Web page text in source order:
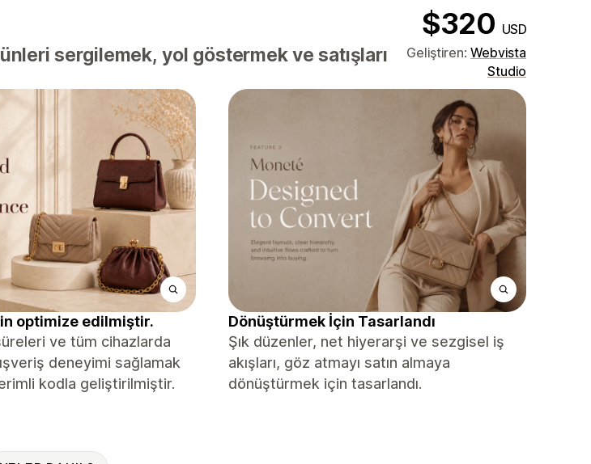
$320 USD
sergilemek, yol göstermek ve satışları
Geliştiren: Webvista
Studio
optimize edilmiştir.
ve tüm cihazlarda
deneyimi sağlamak
kodla geliştirilmiştir.
Dönüştürmek İçin Tasarlandı
Şık düzenler, net hiyerarşi ve sezgisel iş
akışları, göz atmayı satın almaya
dönüştürmek için tasarlandı.